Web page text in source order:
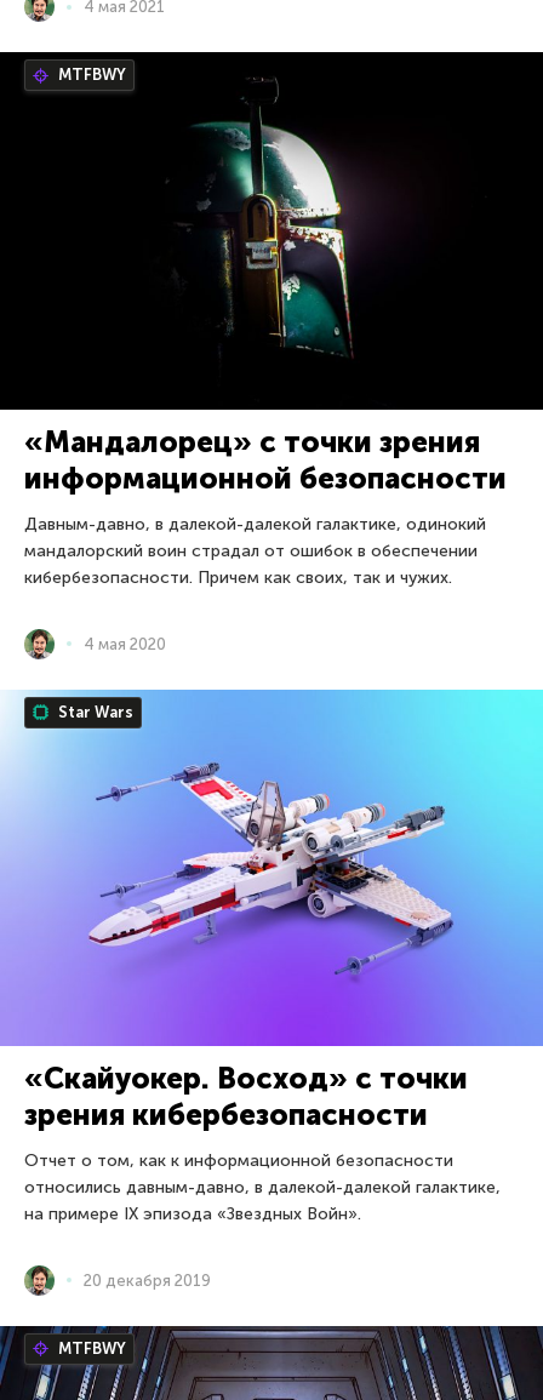
4 мая 2021
MTFBWY
«Мандалорец» c точки зрения
информационной безопасности
Давным-давно, в далекой-далекой галактике, одинокий
мандалорский воин страдал от ошибок в обеспечении
кибербезопасности. Причем как своих, так и чужих.
4 мая 2020
Star Wars
«Скайуокер. Восход» с точки
зрения кибербезопасности
Отчет о том, как к информационной безопасности
относились давным-давно, в далекой-далекой галактике,
на примере IX эпизода «Звездных Войн».
20 декабря 2019
MTFBWY